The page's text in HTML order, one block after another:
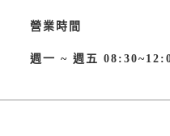
營業時間
週一 ~ 週五